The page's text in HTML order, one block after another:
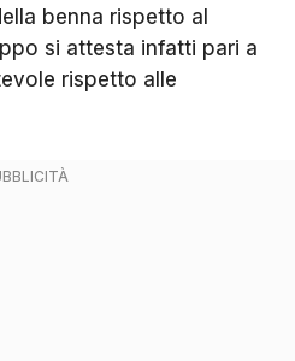
benna rispetto al
si attesta infatti pari a
rispetto alle